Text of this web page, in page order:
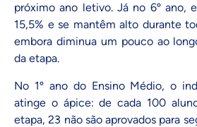
próximo ano letivo. Já no 6º ano,
15,5% e se mantêm alto durante
embora diminua um pouco ao
da etapa.
No 1º ano do Ensino Médio, o
atinge o ápice: de cada 100
etapa, 23 não são aprovados para